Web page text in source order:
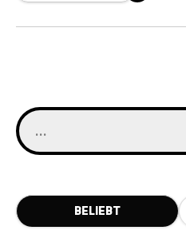
BELIEBT